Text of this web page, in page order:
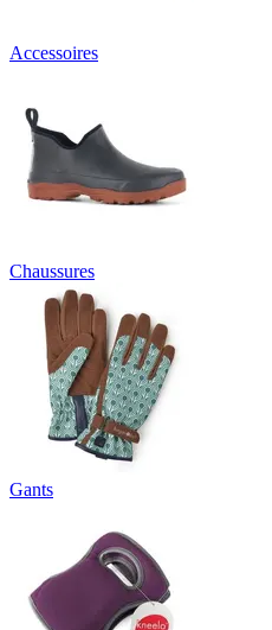
Accessoires
Chaussures
Gants